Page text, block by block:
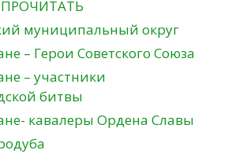
муниципальный округ
– Герои Советского Союза
– участники
битвы
кавалеры Ордена Славы